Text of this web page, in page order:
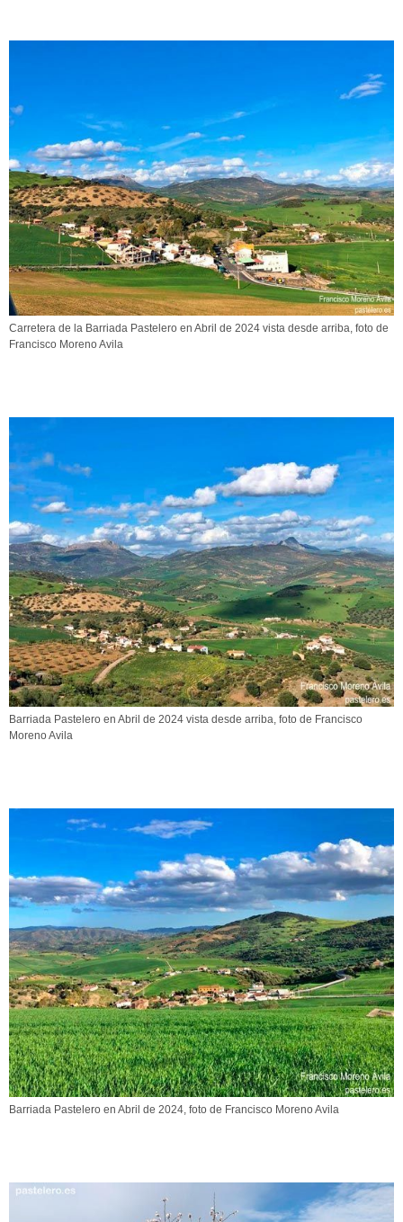
Carretera de la Barriada Pastelero en Abril de 2024 vista desde arriba, foto de
Francisco Moreno Avila
Barriada Pastelero en Abril de 2024 vista desde arriba, foto de Francisco
Moreno Avila
Barriada Pastelero en Abril de 2024, foto de Francisco Moreno Avila